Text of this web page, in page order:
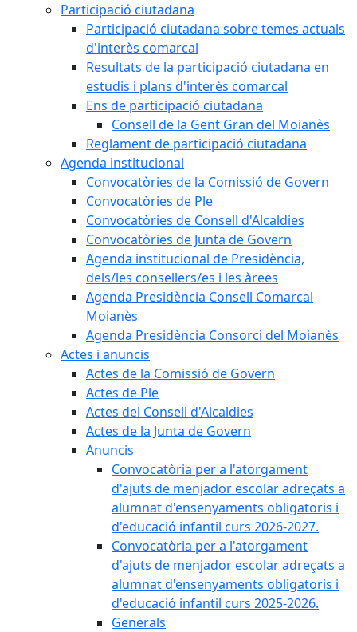
Participació ciutadana
Participació ciutadana sobre temes actuals
d'interès comarcal
Resultats de la participació ciutadana en
estudis i plans d'interès comarcal
Ens de participació ciutadana
Consell de la Gent Gran del Moianès
Reglament de participació ciutadana
Agenda institucional
Convocatòries de la Comissió de Govern
Convocatòries de Ple
Convocatòries de Consell d'Alcaldies
Convocatòries de Junta de Govern
Agenda institucional de Presidència,
dels/les consellers/es i les àrees
Agenda Presidència Consell Comarcal
Moianès
Agenda Presidència Consorci del Moianès
Actes i anuncis
Actes de la Comissió de Govern
Actes de Ple
Actes del Consell d'Alcaldies
Actes de la Junta de Govern
Anuncis
Convocatòria per a l'atorgament
d'ajuts de menjador escolar adreçats a
alumnat d'ensenyaments obligatoris i
d'educació infantil curs 2026-2027.
Convocatòria per a l'atorgament
d'ajuts de menjador escolar adreçats a
alumnat d'ensenyaments obligatoris i
d'educació infantil curs 2025-2026.
Generals